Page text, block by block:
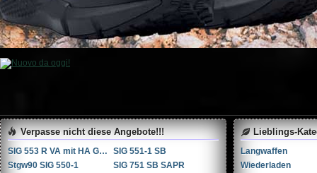
Verpasse nicht diese Angebote!!!
SIG 553 R VA mit HA Griffstück
SIG 551-1 SB
Stgw90 SIG 550-1
SIG 751 SB SAPR
Lieblings-
Langwaffen
Wiederladen